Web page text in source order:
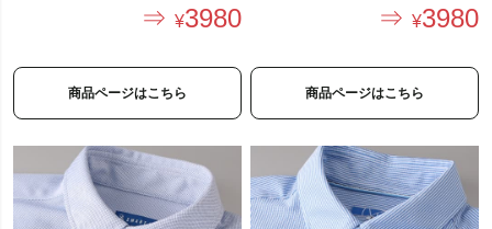
3980
商品ページはこちら
3980
商品ページはこちら